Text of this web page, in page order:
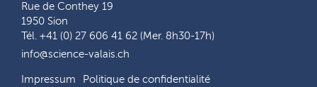
Rue de Conthey 19
1950 Sion
Tél. +41 (0) 27 606 41 62 (Mer. 8h30-17h)
info@science-valais.ch
Impressum Politique de confidentialité